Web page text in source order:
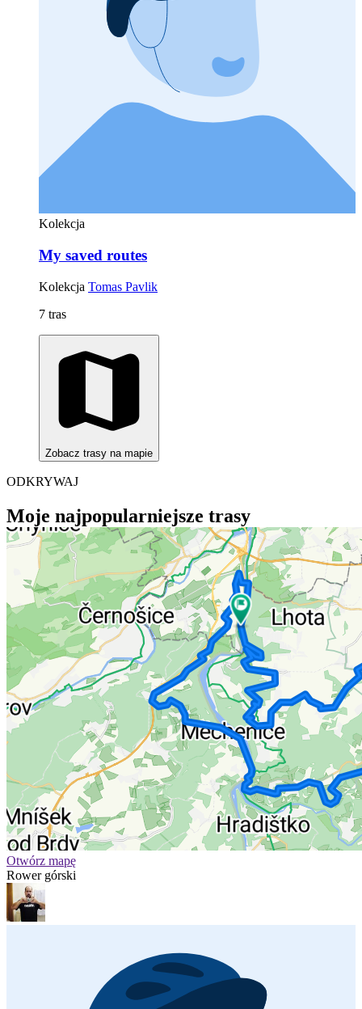
Kolekcja
My saved routes
Kolekcja Tomas Pavlik
7 tras
Zobacz trasy na mapie
ODKRYWAJ
Moje najpopularniejsze trasy
Otwórz mapę
Rower górski